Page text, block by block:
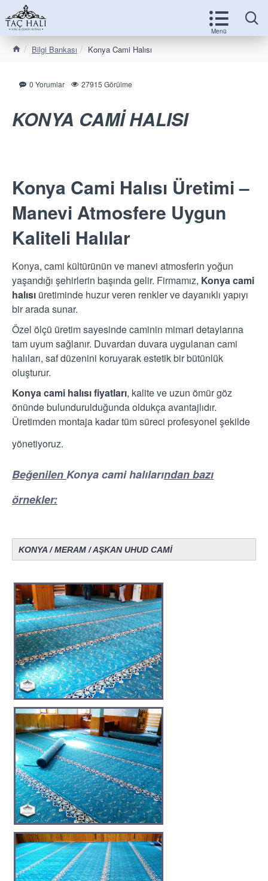
Bilgi Bankası Konya Cami Halısı
0 Yorumlar 27915 Görülme
KONYA CAMİ HALISI
Konya Cami Halısı Üretimi –
Manevi Atmosfere Uygun
Kaliteli Halılar
Konya, cami kültürünün ve manevi atmosferin yoğun
yaşandığı şehirlerin başında gelir. Firmamız, Konya cami
halısı üretiminde huzur veren renkler ve dayanıklı yapıyı
bir arada sunar.
Özel ölçü üretim sayesinde caminin mimari detaylarına
tam uyum sağlanır. Duvardan duvara uygulanan cami
halıları, saf düzenini koruyarak estetik bir bütünlük
oluşturur.
Konya cami halısı fiyatları, kalite ve uzun ömür göz
önünde bulundurulduğunda oldukça avantajlıdır.
Üretimden montaja kadar tüm süreci profesyonel şekilde
yönetiyoruz.
BeğenilenKonya cami halılarından bazı
örnekler:
KONYA / MERAM / AŞKAN UHUD CAMİ